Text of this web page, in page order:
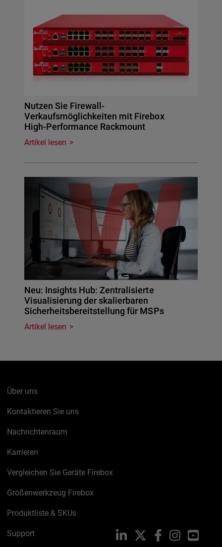
Nutzen Sie Firewall-
Verkaufsmöglichkeiten mit Firebox
High-Performance Rackmount
Artikel lesen
Neu: Insights Hub: Zentralisierte
Visualisierung der skalierbaren
Sicherheitsbereitstellung für MSPs
Artikel lesen
Über uns
Kontaktieren Sie uns
Nachrichtenraum
Karrieren
Vergleichen Sie Geräte Firebox
Größenwerkzeug Firebox
Produktliste & SKUs
Support LinkedIn FacebookInstagram